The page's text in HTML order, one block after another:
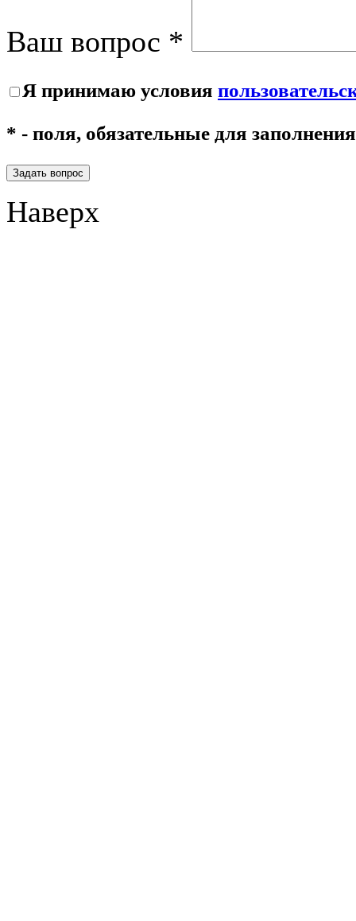
Ваш вопрос *
Я принимаю условия
* - поля, обязательные для заполнения
Задать вопрос
Наверх